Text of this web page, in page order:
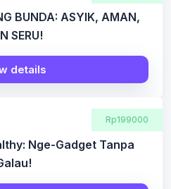
BUNDA: ASYIK, AMAN,
SERU!
details
Nge-Gadget Tanpa
Rp199000